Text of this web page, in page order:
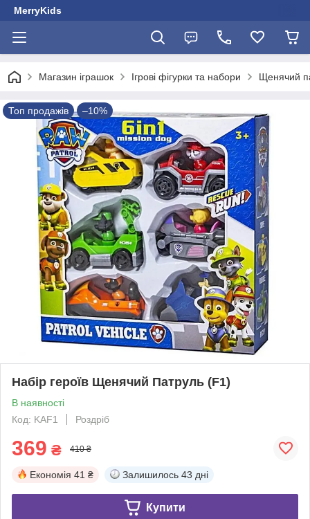
MerryKids
Магазин іграшок Ігрові фігурки та набори Щенячий
Топ продажів –10%
Набір героїв Щенячий Патруль (F1)
В наявності
Код: KAF1
Роздріб
369 ₴ 410 ₴
Економія 41 ₴ Залишилось 43 дні
Купити